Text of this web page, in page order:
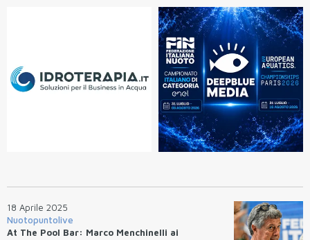
18 Aprile 2025
Nuotopuntolive
At The Pool Bar: Marco Menchinelli ai